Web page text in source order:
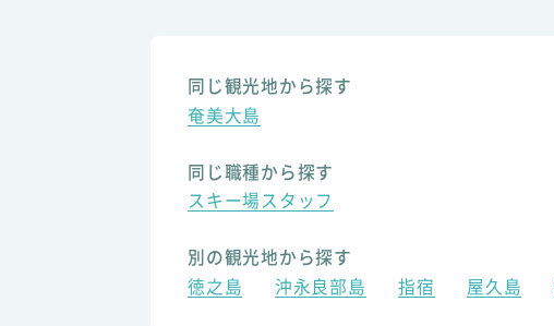
同じ観光地から探す
奄美大島
同じ職種から探す
スキー場スタッフ
別の観光地から探す
徳之島
沖永良部島 指宿 屋久島